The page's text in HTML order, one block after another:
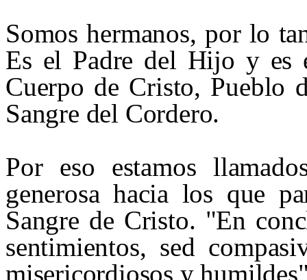
Somos hermanos, por lo
Es el Padre del Hijo y es
Cuerpo de Cristo, Pueblo
Sangre del Cordero.
Por eso estamos
generosa hacia los que
Sangre de Cristo. "En
sentimientos, sed
misericordiosos y